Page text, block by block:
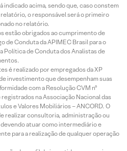
indicado acima, sendo que, caso constem
o responsável será o primeiro
no relatório.
estão obrigados ao cumprimento de
de Conduta da APIMEC Brasil para o
Política de Conduta dos Analistas de
é realizado por empregados da XP
investimento que desempenham suas
com a Resolução CVM nº
na Associação Nacional das
e Valores Mobiliários – ANCORD. O
realizar consultoria, administração ou
atuar como intermediário e
para a realização de qualquer operação